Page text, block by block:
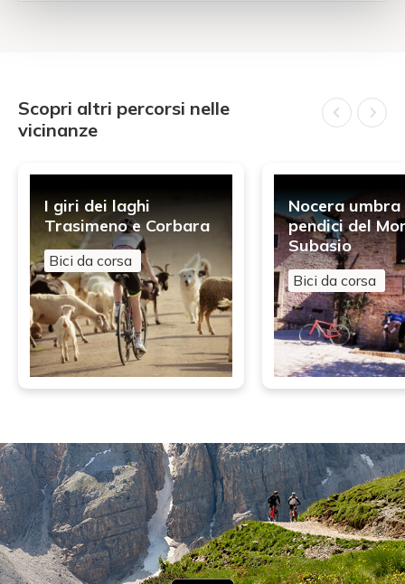
Scopri altri percorsi nelle
vicinanze
I giri dei laghi
Trasimeno e Corbara
Bici da corsa
Nocera umbra
pendici del
Subasio
Bici da corsa